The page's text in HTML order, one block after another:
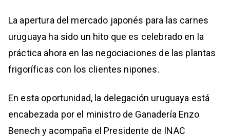
La apertura del mercado japonés para las carnes
uruguaya ha sido un hito que es celebrado en la
práctica ahora en las negociaciones de las plantas
frigoríficas con los clientes nipones.
En esta oportunidad, la delegación uruguaya está
encabezada por el ministro de Ganadería Enzo
Benech y acompaña el Presidente de INAC